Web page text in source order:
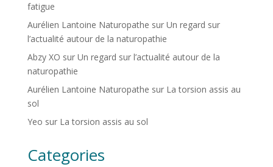
fatigue
Aurélien Lantoine Naturopathe sur Un regard sur
l’actualité autour de la naturopathie
Abzy XO sur Un regard sur l’actualité autour de la
naturopathie
Aurélien Lantoine Naturopathe sur La torsion assis au
sol
Yeo sur La torsion assis au sol
Categories